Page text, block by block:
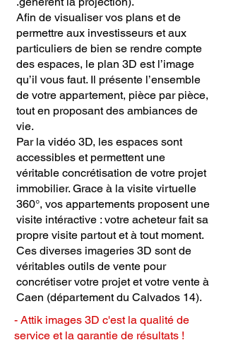
Afin de visualiser vos plans et de
permettre aux investisseurs et aux
particuliers de bien se rendre compte
des espaces, le plan 3D est l’image
qu’il vous faut. Il présente l’ensemble
de votre appartement, pièce par pièce,
tout en proposant des ambiances de
vie.
Par la vidéo 3D, les espaces sont
accessibles et permettent une
véritable concrétisation de votre projet
immobilier. Grace à la visite virtuelle
360°, vos appartements proposent une
visite intéractive : votre acheteur fait sa
propre visite partout et à tout moment.
Ces diverses imageries 3D sont de
véritables outils de vente pour
concrétiser votre projet et votre vente à
Caen (département du Calvados 14).
- Attik images 3D c'est la qualité de
service et la garantie de résultats !